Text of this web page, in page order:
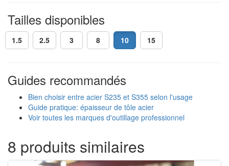
Tailles disponibles
1.5 2.5 3 8 10 15
Guides recommandés
Bien choisir entre acier S235 et S355 selon l'usage
Guide pratique: épaisseur de tôle acier
Voir toutes les marques d'outillage professionnel
8 produits similaires